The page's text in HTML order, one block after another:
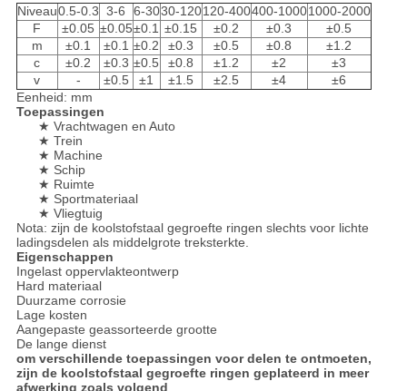
Niveau0.5-0.3 3-6 6-3030-120120-400400-10001000-2000
F
±0.05 ±0.05±0.1 ±0.15 ±0.2 ±0.3
±0.5
m
±0.1 ±0.1 ±0.2 ±0.3 ±0.5 ±0.8
±1.2
c
±0.2 ±0.3 ±0.5 ±0.8 ±1.2 ±2
±3
v
- ±0.5 ±1 ±1.5 ±2.5 ±4
±6
Eenheid: mm
Toepassingen
★ Vrachtwagen en Auto
★ Trein
★ Machine
★ Schip
★ Ruimte
★ Sportmateriaal
★ Vliegtuig
Nota: zijn de koolstofstaal gegroefte ringen slechts voor lichte
ladingsdelen als middelgrote treksterkte.
Eigenschappen
Ingelast oppervlakteontwerp
Hard materiaal
Duurzame corrosie
Lage kosten
Aangepaste geassorteerde grootte
De lange dienst
om verschillende toepassingen voor delen te ontmoeten,
zijn de koolstofstaal gegroefte ringen geplateerd in meer
afwerking zoals volgend